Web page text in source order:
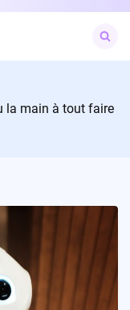
for:
la main à tout faire